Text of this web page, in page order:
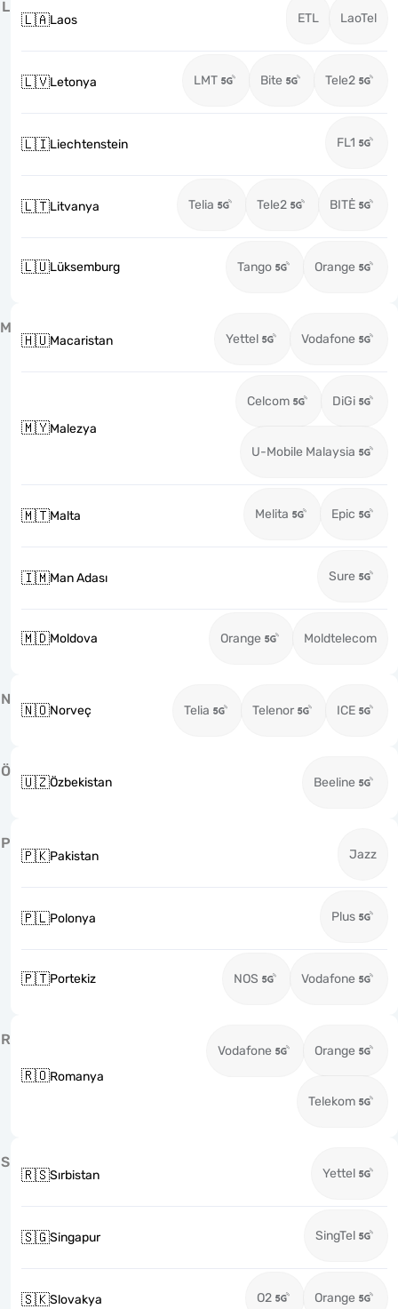
L
🇱🇦Laos ETL LaoTel
🇱🇻Letonya LMT Bite Tele2
🇱🇮Liechtenstein FL1
🇱🇹Litvanya Telia Tele2 BITĖ
🇱🇺Lüksemburg Tango Orange
M
🇭🇺Macaristan Yettel Vodafone
🇲🇾Malezya
Celcom DiGi
U-Mobile Malaysia
🇲🇹Malta Melita Epic
🇮🇲Man Adası Sure
🇲🇩Moldova Orange Moldtelecom
N
🇳🇴Norveç Telia Telenor ICE
Ö
🇺🇿Özbekistan Beeline
P
🇵🇰Pakistan Jazz
🇵🇱Polonya Plus
🇵🇹Portekiz NOS Vodafone
R
🇷🇴Romanya
Vodafone Orange
Telekom
S
🇷🇸Sırbistan Yettel
🇸🇬Singapur SingTel
🇸🇰Slovakya O2 Orange